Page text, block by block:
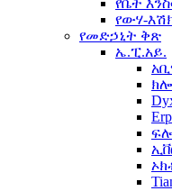
የቤት
የውሃ-
የመድኃኒት ቅጽ
ኤ.ፒ.አይ.